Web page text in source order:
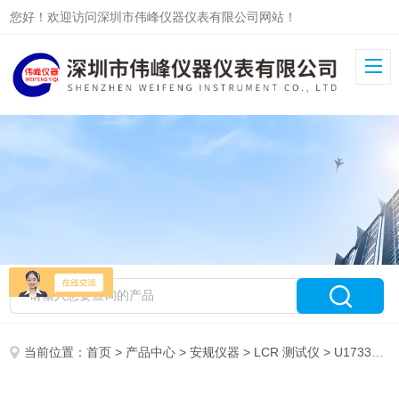
您好！欢迎访问深圳市伟峰仪器仪表有限公司网站！
当前位置：首页 > 产品中心 >安规仪器 > LCR 测试仪 > U1733C美国安捷伦Agilent U1733C LCR数字电桥